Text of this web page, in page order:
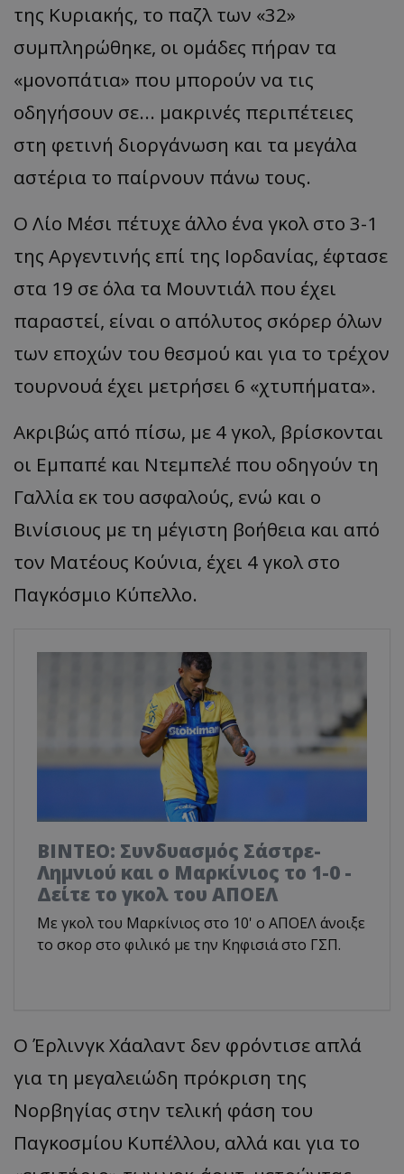
της Κυριακής, το παζλ των «32»
συμπληρώθηκε, οι ομάδες πήραν τα
«μονοπάτια» που μπορούν να τις
οδηγήσουν σε... μακρινές περιπέτειες
στη φετινή διοργάνωση και τα μεγάλα
αστέρια το παίρνουν πάνω τους.
Ο Λίο Μέσι πέτυχε άλλο ένα γκολ στο 3-1
της Αργεντινής επί της Ιορδανίας, έφτασε
στα 19 σε όλα τα Μουντιάλ που έχει
παραστεί, είναι ο απόλυτος σκόρερ όλων
των εποχών του θεσμού και για το τρέχον
τουρνουά έχει μετρήσει 6 «χτυπήματα».
Ακριβώς από πίσω, με 4 γκολ, βρίσκονται
οι Εμπαπέ και Ντεμπελέ που οδηγούν τη
Γαλλία εκ του ασφαλούς, ενώ και ο
Βινίσιους με τη μέγιστη βοήθεια και από
τον Ματέους Κούνια, έχει 4 γκολ στο
Παγκόσμιο Κύπελλο.
ΒΙΝΤΕΟ: Συνδυασμός Σάστρε-
Λημνιού και ο Μαρκίνιος το 1-0 -
Δείτε το γκολ του ΑΠΟΕΛ
Με γκολ του Μαρκίνιος στο 10' ο ΑΠΟΕΛ άνοιξε
το σκορ στο φιλικό με την Κηφισιά στο ΓΣΠ.
Ο Έρλινγκ Χάαλαντ δεν φρόντισε απλά
για τη μεγαλειώδη πρόκριση της
Νορβηγίας στην τελική φάση του
Παγκοσμίου Κυπέλλου, αλλά και για το